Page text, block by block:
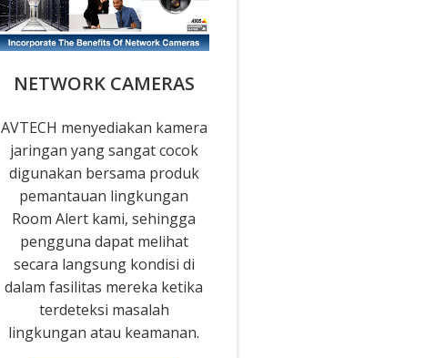
NETWORK CAMERAS
AVTECH menyediakan kamera
jaringan yang sangat cocok
digunakan bersama produk
pemantauan lingkungan
Room Alert kami, sehingga
pengguna dapat melihat
secara langsung kondisi di
dalam fasilitas mereka ketika
terdeteksi masalah
lingkungan atau keamanan.